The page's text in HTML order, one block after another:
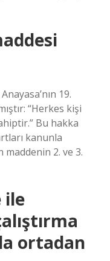
19.
“Herkes kişi
Bu hakka
kanunla
2. ve 3.
ile
ortadan